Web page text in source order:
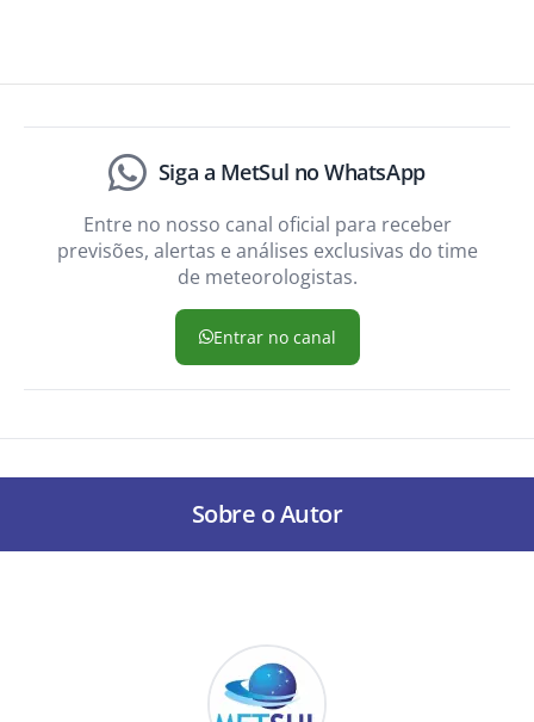
Siga a MetSul no WhatsApp
Entre no nosso canal oficial para receber
previsões, alertas e análises exclusivas do time
de meteorologistas.
Entrar no canal
Sobre o Autor